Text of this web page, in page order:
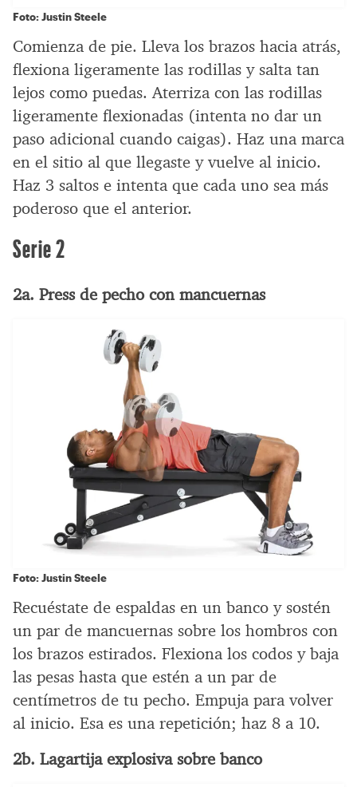
Foto: Justin Steele
Comienza de pie. Lleva los brazos hacia atrás,
flexiona ligeramente las rodillas y salta tan
lejos como puedas. Aterriza con las rodillas
ligeramente flexionadas (intenta no dar un
paso adicional cuando caigas). Haz una marca
en el sitio al que llegaste y vuelve al inicio.
Haz 3 saltos e intenta que cada uno sea más
poderoso que el anterior.
Serie 2
2a. Press de pecho con mancuernas
Foto: Justin Steele
Recuéstate de espaldas en un banco y sostén
un par de mancuernas sobre los hombros con
los brazos estirados. Flexiona los codos y baja
las pesas hasta que estén a un par de
centímetros de tu pecho. Empuja para volver
al inicio. Esa es una repetición; haz 8 a 10.
2b. Lagartija explosiva sobre banco